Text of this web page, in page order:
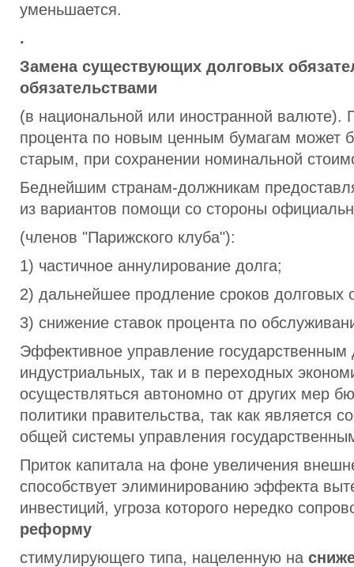
уменьшается.
.
Замена существующих долговых
обяза­тельствами
(в национальной или иностранной валюте).
процента по новым ценным бумагам может
старым, при сохранении номинальной
Беднейшим странам-должникам
из вариантов помощи со стороны
(членов "Парижского клуба"):
1) частичное аннулирование долга;
2) дальнейшее продление сроков долговых
3) снижение ставок процента по
Эффективное управление государственным
индустриальных, так и в переходных
осуществляться автономно от других мер
политики правительства, так как является
общей системы управления
Приток капитала на фоне увеличения
способствует элиминированию эффекта
инвестиций, угроза которого нередко
реформу
стимулирующего типа, нацеленную на